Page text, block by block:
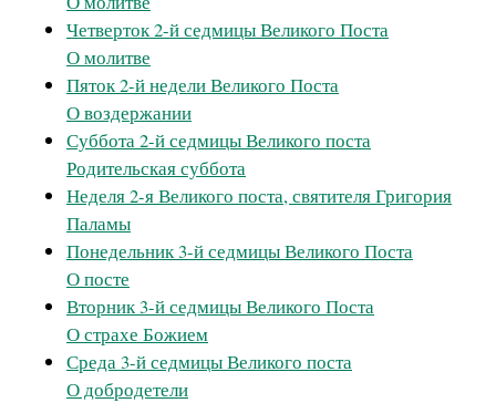
Четверток 2-й седмицы Великого Поста
О молитве
Пяток 2-й недели Великого Поста
О воздержании
Суббота 2-й седмицы Великого поста
Родительская суббота
Неделя 2-я Великого поста, святителя Григория
Паламы
Понедельник 3-й седмицы Великого Поста
О посте
Вторник 3-й седмицы Великого Поста
О страхе Божием
Среда 3-й седмицы Великого поста
О добродетели